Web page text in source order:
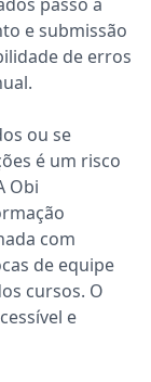
e submissão
de erros
ou se
é um risco
Obi
com
de equipe
cursos. O
e